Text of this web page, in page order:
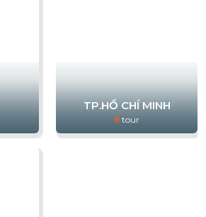
TP.HỒ CHÍ MINH
6 tour